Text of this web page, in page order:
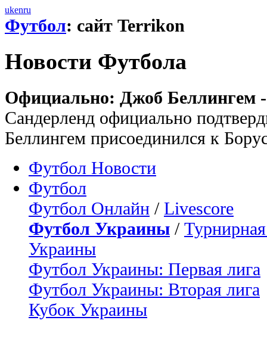
ukenru
Футбол: сайт Terrikon
Новости Футбола
Официально: Джоб Беллингем
Сандерленд официально
Беллингем присоединился к
Футбол Новости
Футбол
Футбол Онлайн / Livescore
Футбол Украины /
Украины
Футбол Украины: Первая лига
Футбол Украины: Вторая лига
Кубок Украины